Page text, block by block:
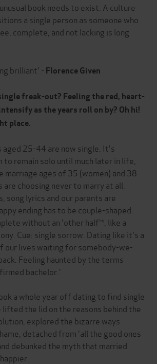
book needs to exist. A culture
a single person as someone who
complete, and not lacking is long
brilliant' - Florence Given
freak-out? Feeling the red, heart-
as the years roll on by? Oh hi!
place.
25-44 are now single. It's
to remain solo until much later in life,
marriage ages of 35 (women) and 38
are choosing never to marry at all.
song lyrics and our parents are
ending has to be couple-shaped.
without an 'other half'*, like a
Cue: single sorrow. Dating like it's a
our lives waiting for somebody-we-
Feeling haunted by the terms
bachelor.'
a whole year off dating to find single
the lid on the reasons behind the
explored the bizarre ways
detached from 'all the good ones
debunked the myth that married